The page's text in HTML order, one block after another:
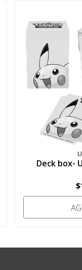
Deck box-